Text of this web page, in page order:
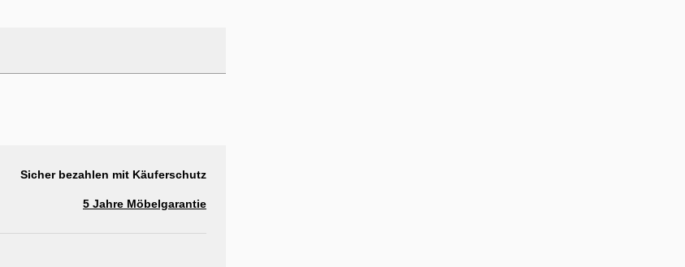
Sicher bezahlen mit Käuferschutz
5 Jahre Möbelgarantie